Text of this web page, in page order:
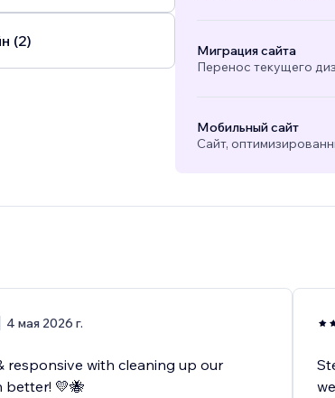
(2)
Миграция сайта
Перенос текущего
Мобильный сайт
Сайт,
4 мая 2026 г.
responsive with cleaning up our
better! 💛🐝